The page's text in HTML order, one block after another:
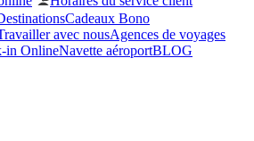
Cadeaux Bono
avec nousAgences de voyages
in OnlineNavette aéroportBLOG